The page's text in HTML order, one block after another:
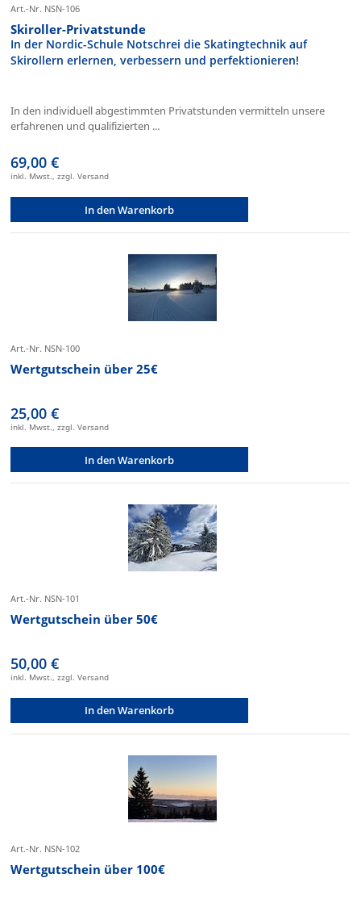
Art.-Nr. NSN-106
Skiroller-Privatstunde
In der Nordic-Schule Notschrei die Skatingtechnik auf
Skirollern erlernen, verbessern und perfektionieren!
In den individuell abgestimmten Privatstunden vermitteln unsere
erfahrenen und qualifizierten ...
69,00 €
inkl. Mwst., zzgl. Versand
In den Warenkorb
Art.-Nr. NSN-100
Wertgutschein über 25€
25,00 €
inkl. Mwst., zzgl. Versand
In den Warenkorb
Art.-Nr. NSN-101
Wertgutschein über 50€
50,00 €
inkl. Mwst., zzgl. Versand
In den Warenkorb
Art.-Nr. NSN-102
Wertgutschein über 100€